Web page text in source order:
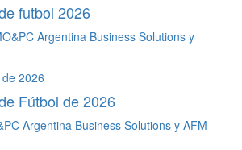
futbol 2026
Argentina Business Solutions y
2026
Fútbol de 2026
Argentina Business Solutions y AFM